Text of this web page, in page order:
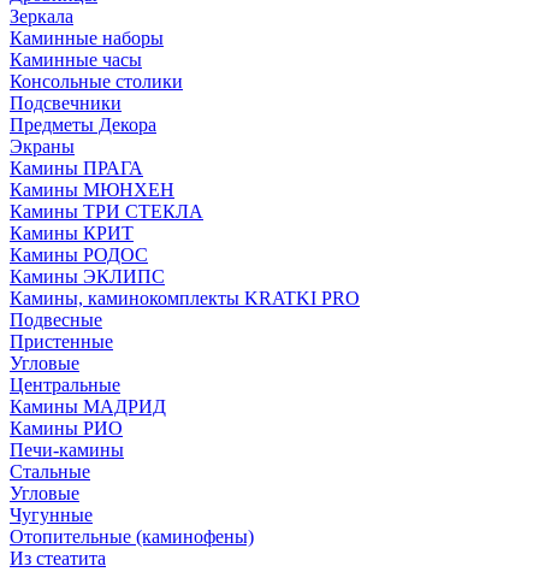
Зеркала
Каминные наборы
Каминные часы
Консольные столики
Подсвечники
Предметы Декора
Экраны
Камины ПРАГА
Камины МЮНХЕН
Камины ТРИ СТЕКЛА
Камины КРИТ
Камины РОДОС
Камины ЭКЛИПС
Камины, каминокомплекты KRATKI PRO
Подвесные
Пристенные
Угловые
Центральные
Камины МАДРИД
Камины РИО
Печи-камины
Стальные
Угловые
Чугунные
Отопительные (каминофены)
Из стеатита